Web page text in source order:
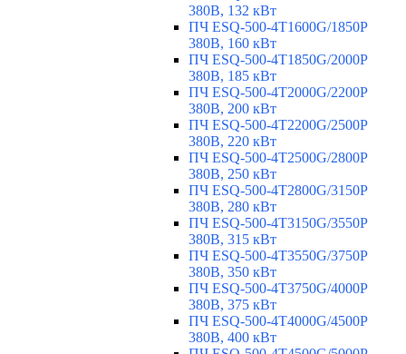
380В, 132 кВт
ПЧ ESQ-500-4T1600G/1850P
380В, 160 кВт
ПЧ ESQ-500-4T1850G/2000P
380В, 185 кВт
ПЧ ESQ-500-4T2000G/2200P
380В, 200 кВт
ПЧ ESQ-500-4T2200G/2500P
380В, 220 кВт
ПЧ ESQ-500-4T2500G/2800P
380В, 250 кВт
ПЧ ESQ-500-4T2800G/3150P
380В, 280 кВт
ПЧ ESQ-500-4T3150G/3550P
380В, 315 кВт
ПЧ ESQ-500-4T3550G/3750P
380В, 350 кВт
ПЧ ESQ-500-4T3750G/4000P
380В, 375 кВт
ПЧ ESQ-500-4T4000G/4500P
380В, 400 кВт